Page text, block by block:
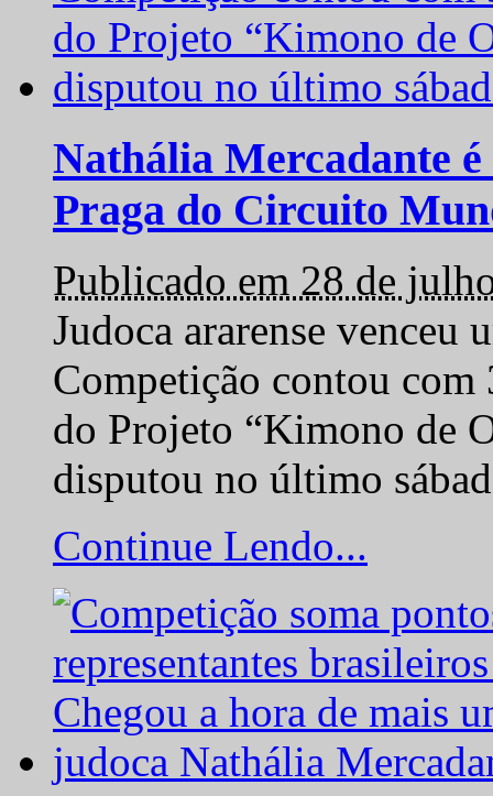
Nathália Mercadante
Praga do Circuito
Publicado em 28 de
Judoca ararense venceu
Competição contou com
do Projeto “Kimono de
disputou no último
Continue Lendo...